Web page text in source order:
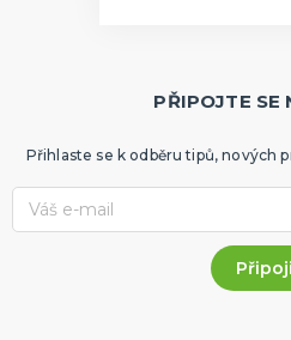
PŘIPOJTE SE
Přihlaste se k odběru tipů, nových